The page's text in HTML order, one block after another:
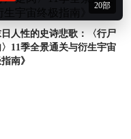
20部
日人性的史诗悲歌：〈行尸
11季全景通关与衍生宇宙
南》